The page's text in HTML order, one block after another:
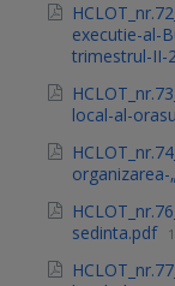
executie-al-
trimestrul-II-
local-al-
sedinta.pdf